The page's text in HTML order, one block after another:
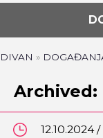
DIVAN »
Archived:
12.10.2024